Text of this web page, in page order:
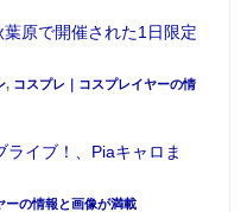
葉原で開催された1日限定
, コスプレ｜コスプレイヤーの情
ライブ！、Piaキャロま
ーの情報と画像が満載